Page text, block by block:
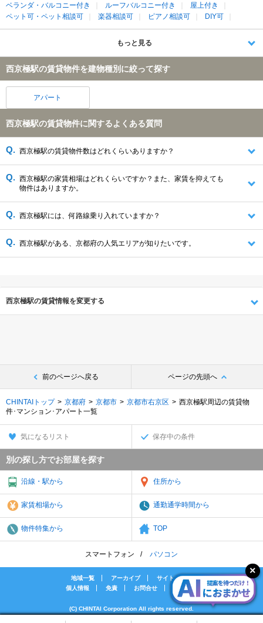
ベランダ・バルコニー付き
ルーフバルコニー付き
屋上付き
ペット可・ペット相談可
楽器相談可 ピアノ相談可 DIY可
もっと見る
西京極駅の賃貸物件を建物種別に絞って探す
アパート
西京極駅の賃貸物件に関するよくある質問
西京極駅の賃貸物件数はどれくらいありますか？
西京極駅の家賃相場はどれくらいですか？また、家賃を抑えても
物件はありますか。
西京極駅には、何路線乗り入れていますか？
西京極駅がある、京都府の人気エリアが知りたいです。
西京極駅の賃貸情報を変更する
前のページへ戻る ページの先頭へ
CHINTAIトップ 京都府 京都市 京都市右京区
西京極駅周辺の賃貸物
件･マンション･アパート一覧
気になるリスト 保存中の条件
別の探し方でお部屋を探す
沿線・駅から 住所から
家賃相場から 通勤通学時間から
物件特集から TOP
スマートフォン パソコン
地域一覧 アーカイブ
サイトマップ
個人情報
免責 お問合せ 会社案内
(C) CHINTAI Corporation All rights reserved.